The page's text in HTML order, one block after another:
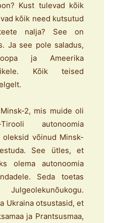
Kust tulevad kõik
kõik need kutsutud
nalja? See on
Ja see pole saladus,
ja Ameerika
Kõik teised
2, mis muide oli
autonoomia
võinud Minsk-
See ütles, et
olema autonoomia
Seda toetas
Ukraina otsustasid, et
ja Prantsusmaa,